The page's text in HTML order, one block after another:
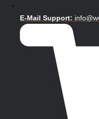
E-Mail Support: